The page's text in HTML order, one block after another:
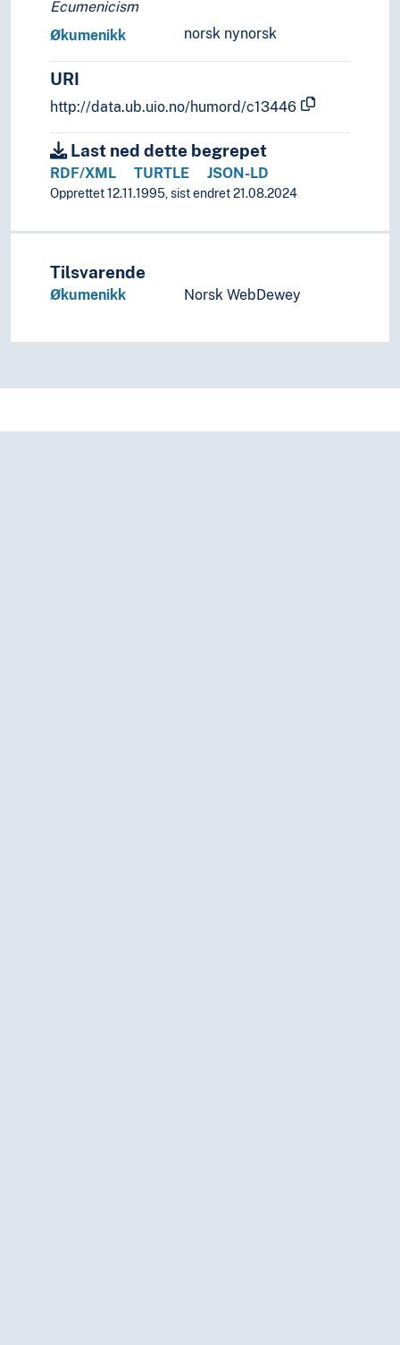
Ecumenicism
norsk nynorsk
Økumenikk
URI
http://data.ub.uio.no/humord/c13446
Last ned dette begrepet
RDF/XML TURTLE JSON-LD
Opprettet 12.11.1995, sist endret 21.08.2024
Tilsvarende
Økumenikk Norsk WebDewey